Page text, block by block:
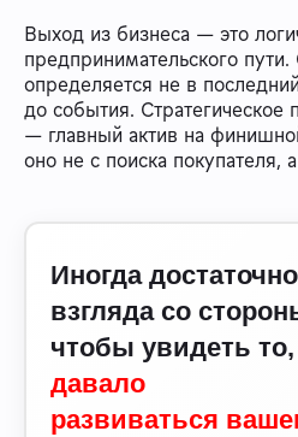
Выход из бизнеса — это
предпринимательского
определяется не в
до события. Стратегическое
— главный актив на
оно не с поиска
Иногда
взгляда со
чтобы увидеть то,
давало
развиваться